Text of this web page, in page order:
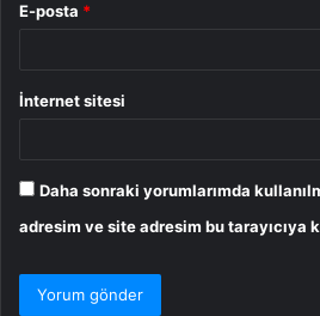
E-posta *
İnternet sitesi
Daha sonraki yorumlarımda
adresim ve site adresim bu tarayıcıya